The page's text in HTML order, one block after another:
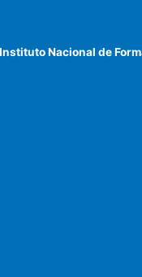
Instituto Nacional de